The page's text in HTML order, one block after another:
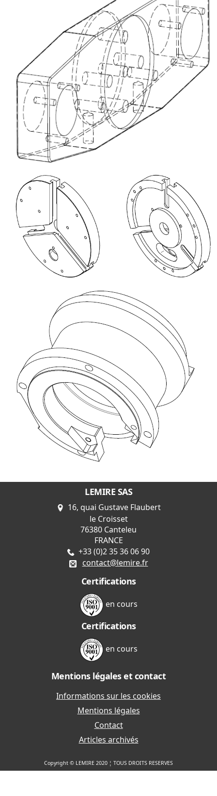
LEMIRE SAS
16, quai Gustave Flaubert
le Croisset
76380 Canteleu
FRANCE
+33 (0)2 35 36 06 90
contact@lemire.fr
Certifications
en cours
Certifications
en cours
Mentions légales et contact
Informations sur les cookies
Mentions légales
Contact
Articles archivés
Copyright © LEMIRE 2020 ¦ TOUS DROITS RESERVES